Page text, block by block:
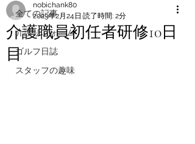
全ての記事
介護リフォーム
ゴルフ日誌
スタッフの趣味
介護職員初任者研修10日
目
nobichank80
2023年2月24日 読了時間: 2分